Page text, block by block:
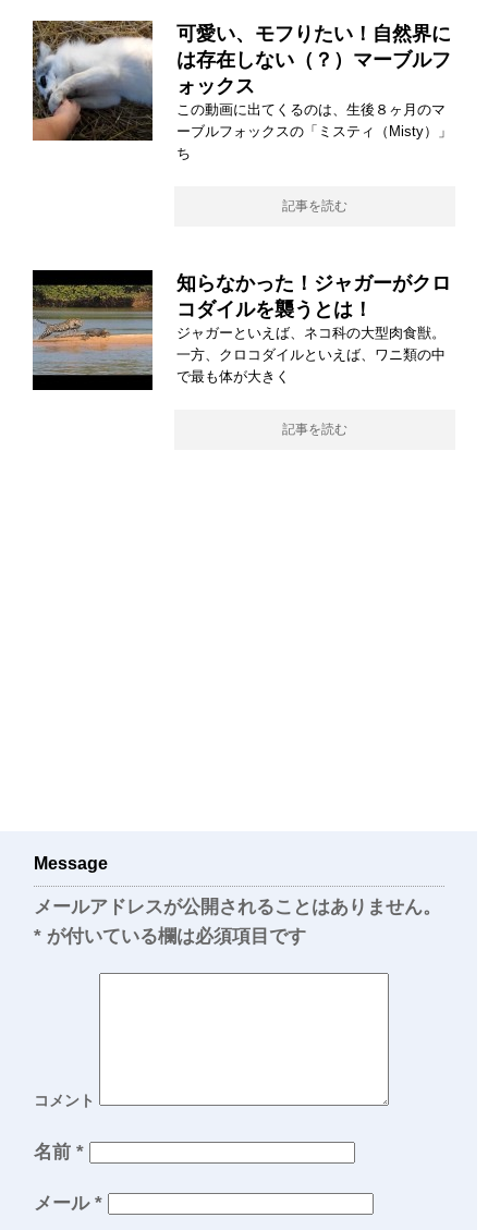
可愛い、モフりたい！自然界に
は存在しない（？）マーブルフ
ォックス
この動画に出てくるのは、生後８ヶ月のマ
ーブルフォックスの「ミスティ（Misty）」
ち
記事を読む
知らなかった！ジャガーがクロ
コダイルを襲うとは！
ジャガーといえば、ネコ科の大型肉食獣。
一方、クロコダイルといえば、ワニ類の中
で最も体が大きく
記事を読む
Message
メールアドレスが公開されることはありません。
* が付いている欄は必須項目です
コメント
名前 *
メール *